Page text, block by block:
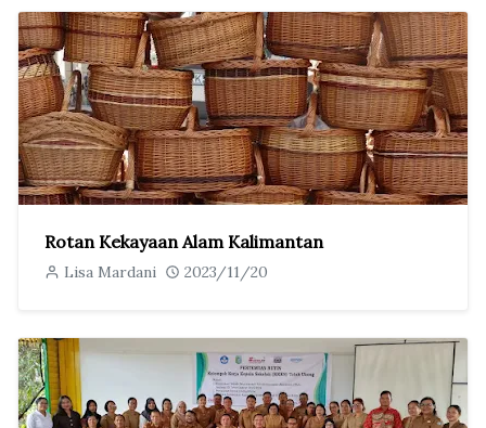
Rotan Kekayaan Alam Kalimantan
Lisa Mardani 2023/11/20